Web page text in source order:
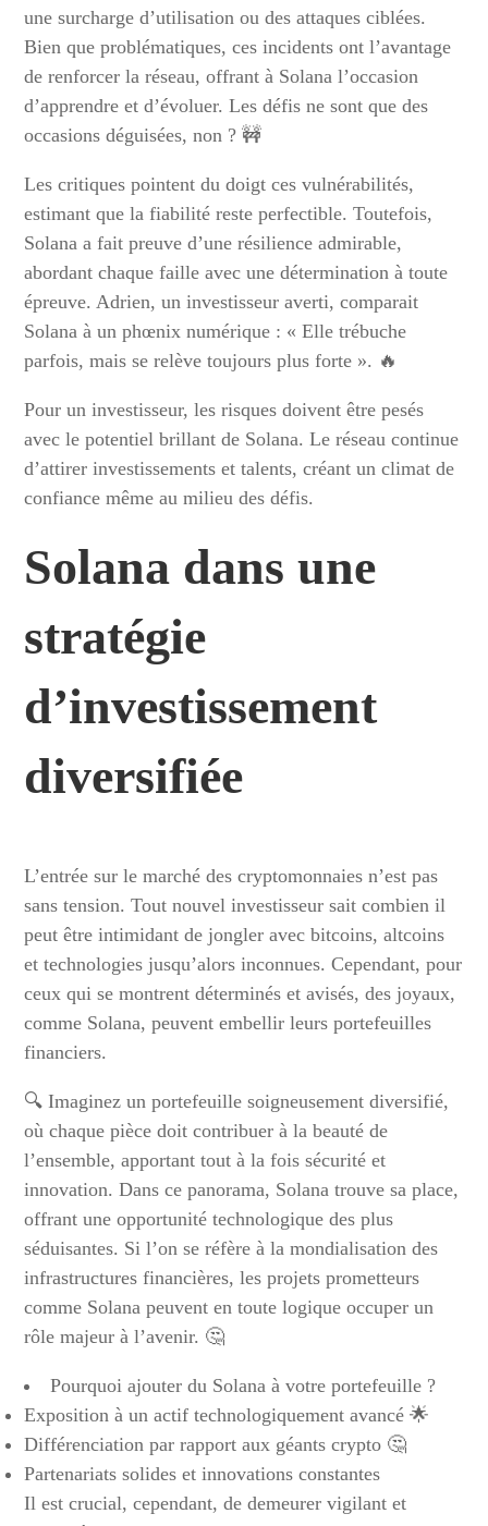
une surcharge d’utilisation ou des attaques ciblées.
Bien que problématiques, ces incidents ont l’avantage
de renforcer la réseau, offrant à Solana l’occasion
d’apprendre et d’évoluer. Les défis ne sont que des
occasions déguisées, non ? 🚧
Les critiques pointent du doigt ces vulnérabilités,
estimant que la fiabilité reste perfectible. Toutefois,
Solana a fait preuve d’une résilience admirable,
abordant chaque faille avec une détermination à toute
épreuve. Adrien, un investisseur averti, comparait
Solana à un phœnix numérique : « Elle trébuche
parfois, mais se relève toujours plus forte ». 🔥
Pour un investisseur, les risques doivent être pesés
avec le potentiel brillant de Solana. Le réseau continue
d’attirer investissements et talents, créant un climat de
confiance même au milieu des défis.
Solana dans une
stratégie
d’investissement
diversifiée
L’entrée sur le marché des cryptomonnaies n’est pas
sans tension. Tout nouvel investisseur sait combien il
peut être intimidant de jongler avec bitcoins, altcoins
et technologies jusqu’alors inconnues. Cependant, pour
ceux qui se montrent déterminés et avisés, des joyaux,
comme Solana, peuvent embellir leurs portefeuilles
financiers.
🔍 Imaginez un portefeuille soigneusement diversifié,
où chaque pièce doit contribuer à la beauté de
l’ensemble, apportant tout à la fois sécurité et
innovation. Dans ce panorama, Solana trouve sa place,
offrant une opportunité technologique des plus
séduisantes. Si l’on se réfère à la mondialisation des
infrastructures financières, les projets prometteurs
comme Solana peuvent en toute logique occuper un
rôle majeur à l’avenir. 🤔
Pourquoi ajouter du Solana à votre portefeuille ?
Exposition à un actif technologiquement avancé 🌟
Différenciation par rapport aux géants crypto 🤔
Partenariats solides et innovations constantes
Il est crucial, cependant, de demeurer vigilant et